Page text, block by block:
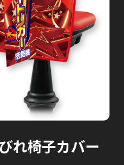
れ椅子カバー